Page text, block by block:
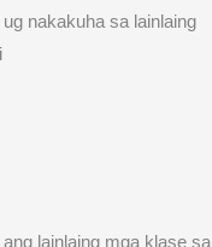
nakakuha sa lainlaing
lainlaing mga klase sa